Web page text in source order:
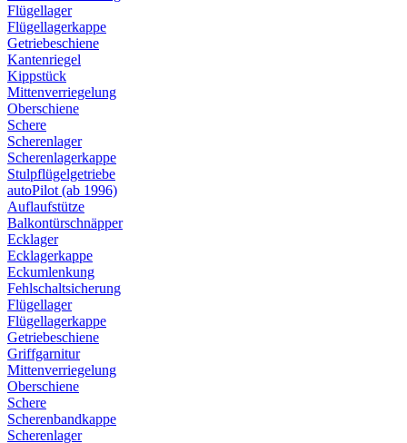
Flügellager
Flügellagerkappe
Getriebeschiene
Kantenriegel
Kippstück
Mittenverriegelung
Oberschiene
Schere
Scherenlager
Scherenlagerkappe
Stulpflügelgetriebe
autoPilot (ab 1996)
Auflaufstütze
Balkontürschnäpper
Ecklager
Ecklagerkappe
Eckumlenkung
Fehlschaltsicherung
Flügellager
Flügellagerkappe
Getriebeschiene
Griffgarnitur
Mittenverriegelung
Oberschiene
Schere
Scherenbandkappe
Scherenlager